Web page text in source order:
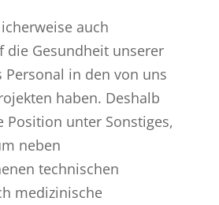
auch
die Gesundheit unserer
Personal in den von uns
haben. Deshalb
Position unter Sonstiges,
neben
technischen
medizinische